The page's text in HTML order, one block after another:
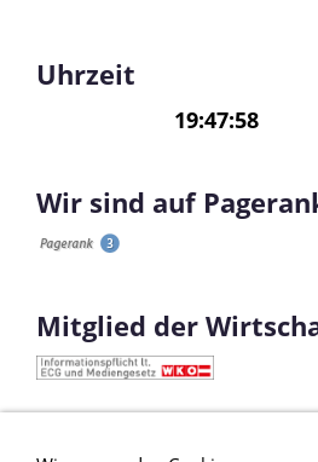
Uhrzeit
Wir sind auf
Mitglied der